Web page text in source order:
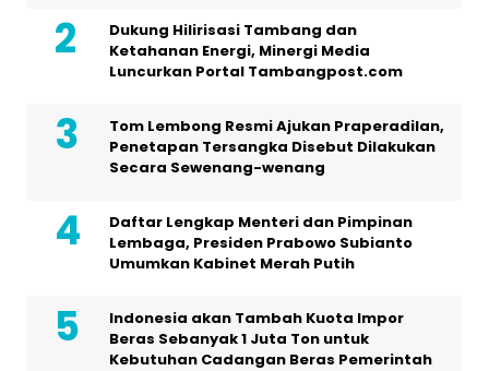
Dukung Hilirisasi Tambang dan
Ketahanan Energi, Minergi Media
Luncurkan Portal Tambangpost.com
Tom Lembong Resmi Ajukan Praperadilan,
Penetapan Tersangka Disebut Dilakukan
Secara Sewenang-wenang
Daftar Lengkap Menteri dan Pimpinan
Lembaga, Presiden Prabowo Subianto
Umumkan Kabinet Merah Putih
Indonesia akan Tambah Kuota Impor
Beras Sebanyak 1 Juta Ton untuk
Kebutuhan Cadangan Beras Pemerintah